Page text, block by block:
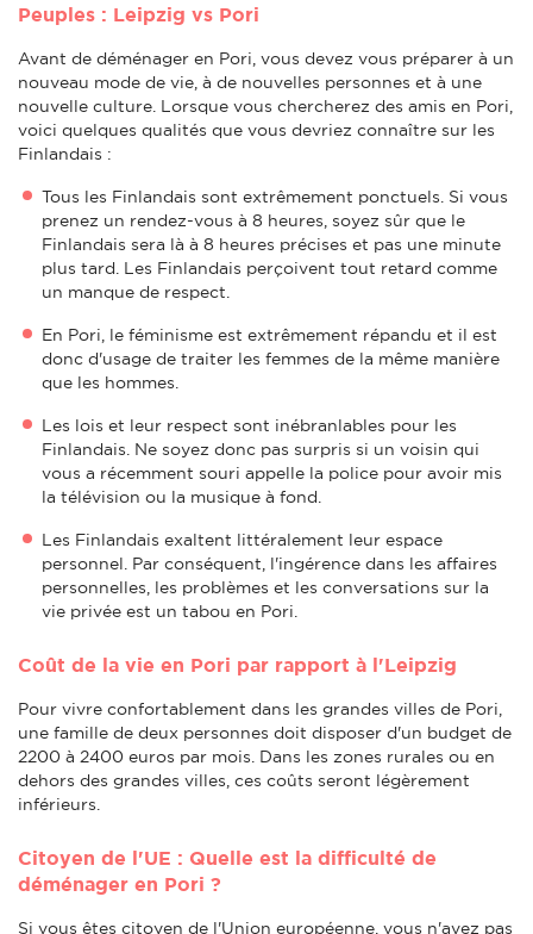
Peuples : Leipzig vs Pori
Avant de déménager en Pori, vous devez vous préparer à un
nouveau mode de vie, à de nouvelles personnes et à une
nouvelle culture. Lorsque vous chercherez des amis en Pori,
voici quelques qualités que vous devriez connaître sur les
Finlandais :
Tous les Finlandais sont extrêmement ponctuels. Si vous
prenez un rendez-vous à 8 heures, soyez sûr que le
Finlandais sera là à 8 heures précises et pas une minute
plus tard. Les Finlandais perçoivent tout retard comme
un manque de respect.
En Pori, le féminisme est extrêmement répandu et il est
donc d'usage de traiter les femmes de la même manière
que les hommes.
Les lois et leur respect sont inébranlables pour les
Finlandais. Ne soyez donc pas surpris si un voisin qui
vous a récemment souri appelle la police pour avoir mis
la télévision ou la musique à fond.
Les Finlandais exaltent littéralement leur espace
personnel. Par conséquent, l'ingérence dans les affaires
personnelles, les problèmes et les conversations sur la
vie privée est un tabou en Pori.
Coût de la vie en Pori par rapport à l'Leipzig
Pour vivre confortablement dans les grandes villes de Pori,
une famille de deux personnes doit disposer d'un budget de
2200 à 2400 euros par mois. Dans les zones rurales ou en
dehors des grandes villes, ces coûts seront légèrement
inférieurs.
Citoyen de l'UE : Quelle est la difficulté de
déménager en Pori ?
Si vous êtes citoyen de l'Union européenne, vous n'avez pas